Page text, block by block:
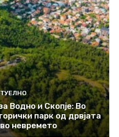
Водно и Скопје: Во
парк од дрвјата
невремето